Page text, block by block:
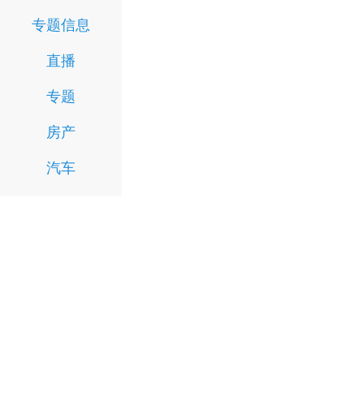
专题信息
直播
专题
房产
汽车